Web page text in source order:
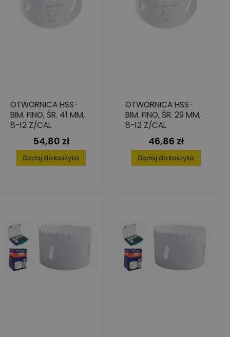
OTWORNICA HSS-
BIM. FINO, ŚR. 41 MM,
8-12 Z/CAL
Cena
54,80 zł
Dodaj do koszyka
OTWORNICA HSS-
BIM. FINO, ŚR. 29 MM,
8-12 Z/CAL
Cena
46,86 zł
Dodaj do koszyka